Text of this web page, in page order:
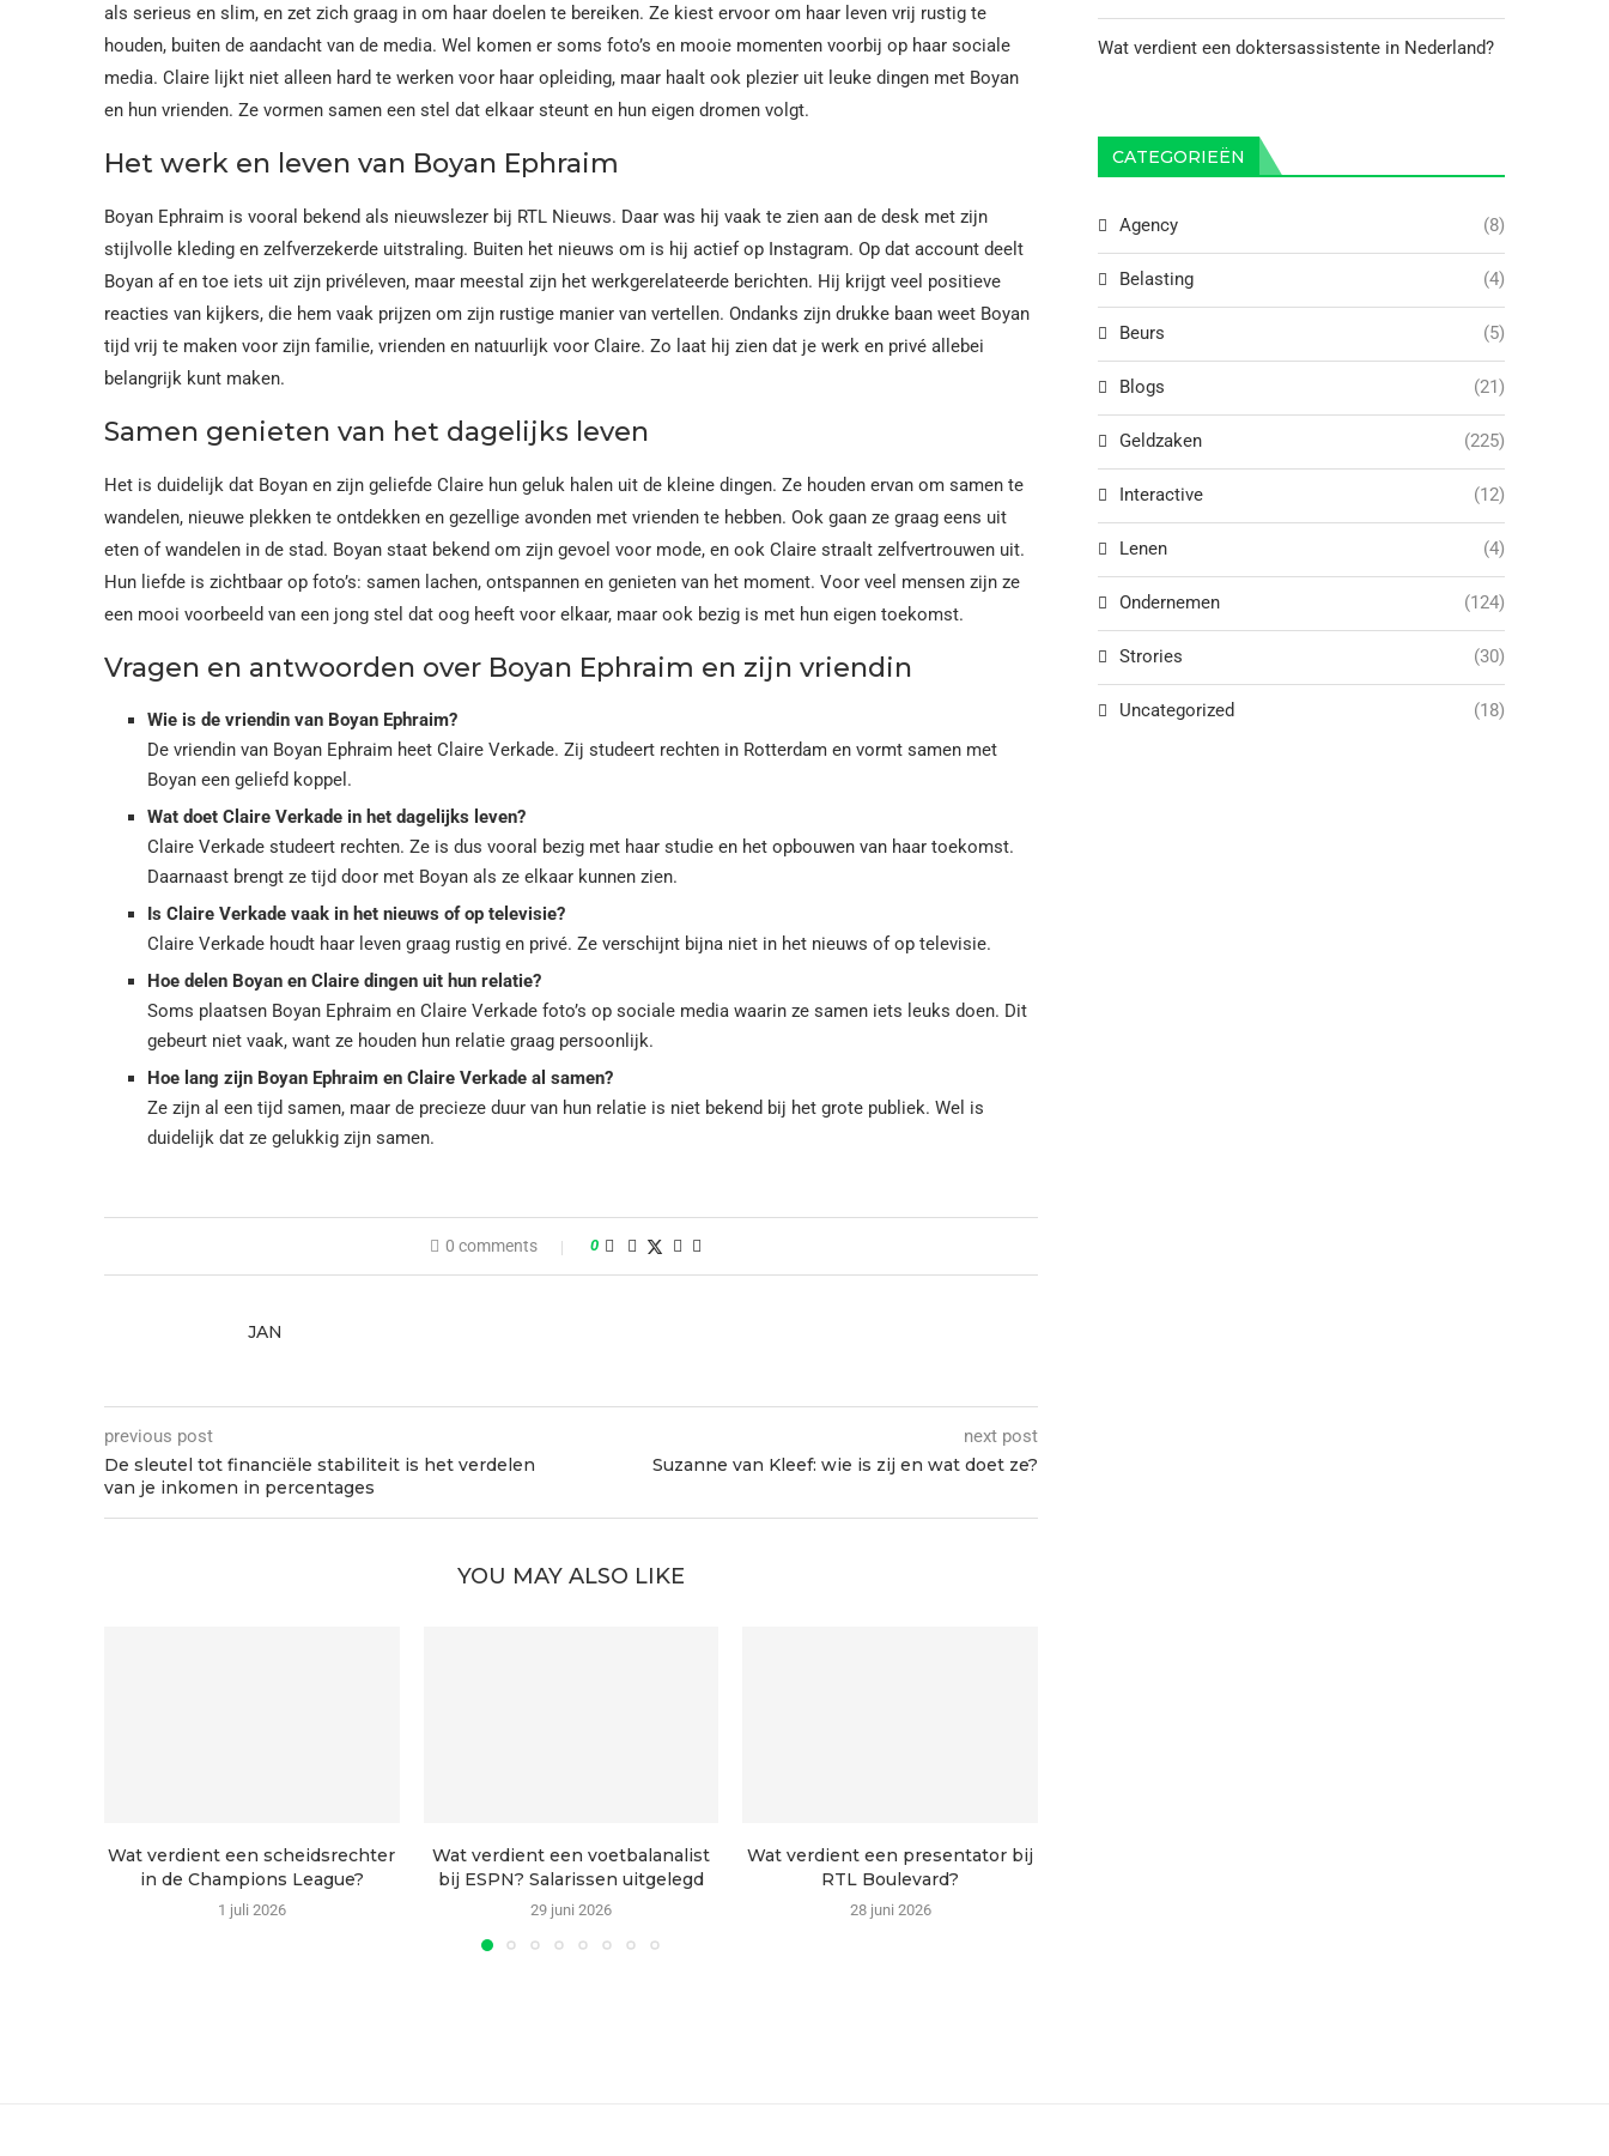
als serieus en slim, en zet zich graag in om haar doelen te bereiken. Ze kiest ervoor om haar leven vrij rustig te
houden, buiten de aandacht van de media. Wel komen er soms foto’s en mooie momenten voorbij op haar sociale
media. Claire lijkt niet alleen hard te werken voor haar opleiding, maar haalt ook plezier uit leuke dingen met Boyan
en hun vrienden. Ze vormen samen een stel dat elkaar steunt en hun eigen dromen volgt.
Het werk en leven van Boyan Ephraim
Boyan Ephraim is vooral bekend als nieuwslezer bij RTL Nieuws. Daar was hij vaak te zien aan de desk met zijn
stijlvolle kleding en zelfverzekerde uitstraling. Buiten het nieuws om is hij actief op Instagram. Op dat account deelt
Boyan af en toe iets uit zijn privéleven, maar meestal zijn het werkgerelateerde berichten. Hij krijgt veel positieve
reacties van kijkers, die hem vaak prijzen om zijn rustige manier van vertellen. Ondanks zijn drukke baan weet Boyan
tijd vrij te maken voor zijn familie, vrienden en natuurlijk voor Claire. Zo laat hij zien dat je werk en privé allebei
belangrijk kunt maken.
Samen genieten van het dagelijks leven
Het is duidelijk dat Boyan en zijn geliefde Claire hun geluk halen uit de kleine dingen. Ze houden ervan om samen te
wandelen, nieuwe plekken te ontdekken en gezellige avonden met vrienden te hebben. Ook gaan ze graag eens uit
eten of wandelen in de stad. Boyan staat bekend om zijn gevoel voor mode, en ook Claire straalt zelfvertrouwen uit.
Hun liefde is zichtbaar op foto’s: samen lachen, ontspannen en genieten van het moment. Voor veel mensen zijn ze
een mooi voorbeeld van een jong stel dat oog heeft voor elkaar, maar ook bezig is met hun eigen toekomst.
Vragen en antwoorden over Boyan Ephraim en zijn vriendin
Wie is de vriendin van Boyan Ephraim?
De vriendin van Boyan Ephraim heet Claire Verkade. Zij studeert rechten in Rotterdam en vormt samen met
Boyan een geliefd koppel.
Wat doet Claire Verkade in het dagelijks leven?
Claire Verkade studeert rechten. Ze is dus vooral bezig met haar studie en het opbouwen van haar toekomst.
Daarnaast brengt ze tijd door met Boyan als ze elkaar kunnen zien.
Is Claire Verkade vaak in het nieuws of op televisie?
Claire Verkade houdt haar leven graag rustig en privé. Ze verschijnt bijna niet in het nieuws of op televisie.
Hoe delen Boyan en Claire dingen uit hun relatie?
Soms plaatsen Boyan Ephraim en Claire Verkade foto’s op sociale media waarin ze samen iets leuks doen. Dit
gebeurt niet vaak, want ze houden hun relatie graag persoonlijk.
Hoe lang zijn Boyan Ephraim en Claire Verkade al samen?
Ze zijn al een tijd samen, maar de precieze duur van hun relatie is niet bekend bij het grote publiek. Wel is
duidelijk dat ze gelukkig zijn samen.
0 comments 0
JAN
previous post
De sleutel tot financiële stabiliteit is het verdelen
van je inkomen in percentages
next post
Suzanne van Kleef: wie is zij en wat doet ze?
YOU MAY ALSO LIKE
Wat verdient een scheidsrechter
in de Champions League?
1 juli 2026
Wat verdient een voetbalanalist
bij ESPN? Salarissen uitgelegd
29 juni 2026
Wat verdient een presentator bij
RTL Boulevard?
28 juni 2026
Wat verdient een doktersassistente in Nederland?
CATEGORIEËN
Agency (8)
Belasting (4)
Beurs (5)
Blogs (21)
Geldzaken (225)
Interactive (12)
Lenen (4)
Ondernemen (124)
Strories (30)
Uncategorized (18)